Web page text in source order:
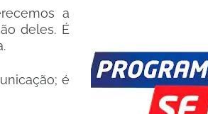
a
deles. É
é